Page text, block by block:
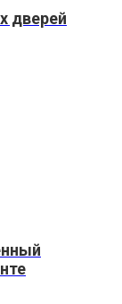
дверей